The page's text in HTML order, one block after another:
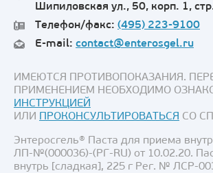
Шипиловская ул., 50, корп. 1,
Телефон/факс: (495) 223-9100
E-mail: contact@enterosgel.ru
ИМЕЮТСЯ ПРОТИВОПОКАЗАНИЯ.
ПРИМЕНЕНИЕМ НЕОБХОДИМО
ИНСТРУКЦИЕЙ
ИЛИ ПРОКОНСУЛЬТИРОВАТЬСЯ СО
Энтеросгель® Паста для приема
ЛП-№(000036)-(РГ-RU) от 10.02.20.
внутрь [сладкая], 225 г Рег. № ЛСР-